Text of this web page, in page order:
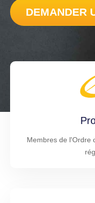
DEMANDER
Membres de l'Ordre